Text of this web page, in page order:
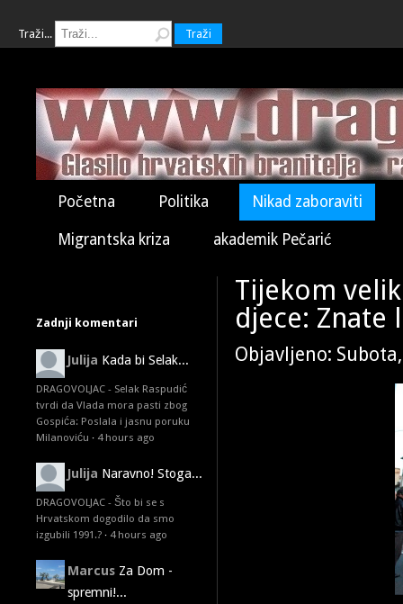
Traži... Traži
Početna Politika Nikad zaboraviti
Migrantska kriza akademik Pečarić
Zadnji komentari
Julija Kada bi Selak...
DRAGOVOLJAC - Selak Raspudić
tvrdi da Vlada mora pasti zbog
Gospića: Poslala i jasnu poruku
Milanoviću · 4 hours ago
Julija Naravno! Stoga...
DRAGOVOLJAC - Što bi se s
Hrvatskom dogodilo da smo
izgubili 1991.? · 4 hours ago
Marcus Za Dom -
spremni!...
Tijekom
djece: Znate
Objavljeno: